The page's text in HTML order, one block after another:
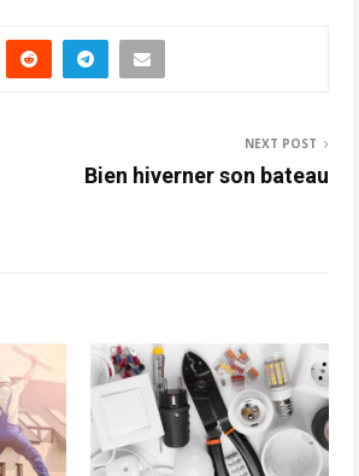
NEXT POST
Bien hiverner son bateau